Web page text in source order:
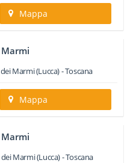
Mappa
Marmi(Lucca) -Toscana
Mappa
Marmi(Lucca) -Toscana